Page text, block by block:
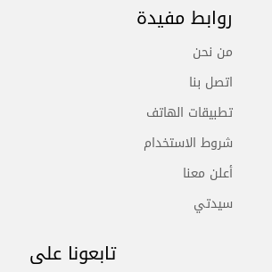
روابط مفيدة
من نحن
اتصل بنا
تطبيقات الهاتف
شروط الاستخدام
أعلن معنا
سيدتي
تابعونا على